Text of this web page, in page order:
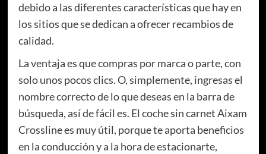
debido a las diferentes características que hay en
los sitios que se dedican a ofrecer recambios de
calidad.
La ventaja es que compras por marca o parte, con
solo unos pocos clics. O, simplemente, ingresas el
nombre correcto de lo que deseas en la barra de
búsqueda, así de fácil es. El coche sin carnet Aixam
Crossline es muy útil, porque te aporta beneficios
en la conducción y a la hora de estacionarte,